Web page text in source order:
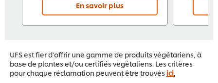
En savoir plus
UFS est fier d'offrir une gamme de produits végétariens, à
base de plantes et/ou certifiés végétaliens. Les critères
pour chaque réclamation peuvent être trouvés ici.